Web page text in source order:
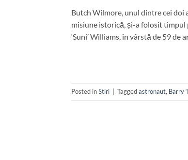
Butch Wilmore, unul dintre cei doi
misiune istorică, și-a folosit timpul
‘Suni’ Williams, în vârstă de 59 de
Posted inStiri Taggedastronaut, Barry